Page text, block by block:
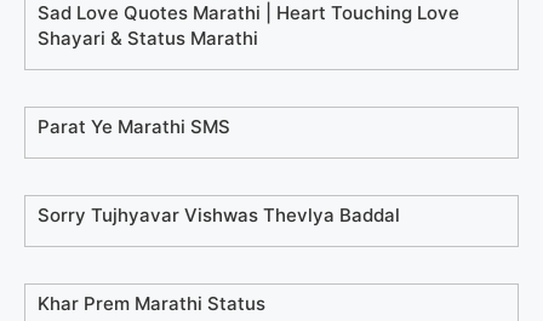
Sad Love Quotes Marathi | Heart Touching Love
Shayari & Status Marathi
Parat Ye Marathi SMS
Sorry Tujhyavar Vishwas Thevlya Baddal
Khar Prem Marathi Status